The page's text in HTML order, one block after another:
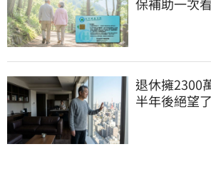
退休擁2300
半年後絕望了